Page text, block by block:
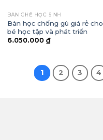
BÀN GHẾ HỌC SINH
Bàn học chống gù giá rẻ cho
bé học tập và phát triển
6.050.000 ₫
1 2 3 4